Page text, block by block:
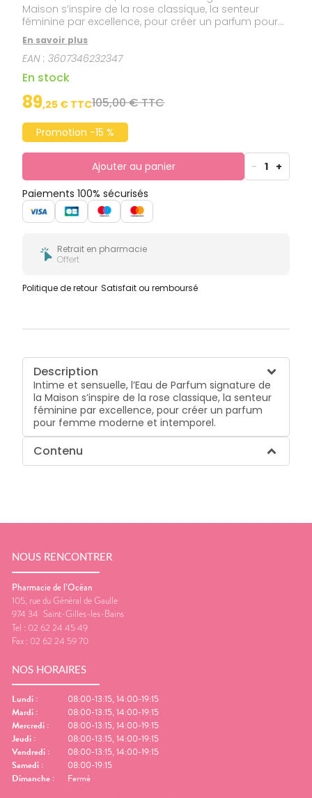
Maison s’inspire de la rose classique, la senteur
féminine par excellence, pour créer un parfum pour
femme moderne et intemporel.
En savoir plus
EAN :3607346232347
En stock
89,25 € TTC105,00 € TTC
Promotion -15 %
Ajouter au panier - 1 +
Paiements 100% sécurisés
Retrait en pharmacie
Offert
Politique de retour Satisfait ou remboursé
Description
Intime et sensuelle, l’Eau de Parfum signature de
la Maison s’inspire de la rose classique, la senteur
féminine par excellence, pour créer un parfum
pour femme moderne et intemporel.
Contenu
NOUS RENCONTRER
Pharmacie de l’Océan
105, rue du Général de Gaulle
974 34 Saint-Gilles-les-Bains
Tel : 02 62 24 45 49
Fax : 02 62 24 59 70
NOS HORAIRES
Lundi :
08:00-13:15, 14:00-19:15
Mardi :
08:00-13:15, 14:00-19:15
Mercredi :
08:00-13:15, 14:00-19:15
Jeudi :
08:00-13:15, 14:00-19:15
Vendredi :
08:00-13:15, 14:00-19:15
Samedi :
08:00-19:15
Dimanche : Fermé